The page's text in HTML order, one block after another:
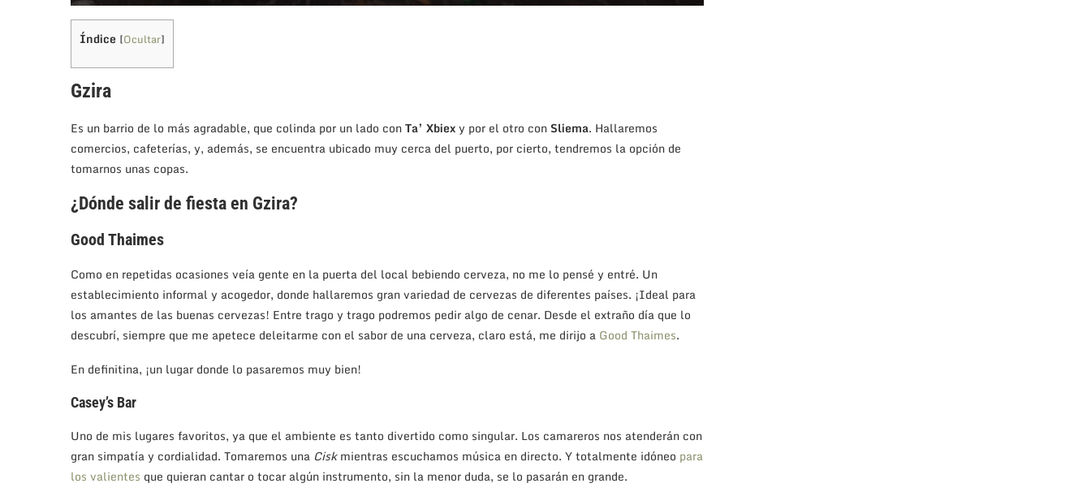
Índice [Ocultar]
Gzira
Es un barrio de lo más agradable, que colinda por un lado conTa’ Xbiexy por el otro con Sliema. Hallaremos
comercios, cafeterías, y, además, se encuentra ubicado muy cerca del puerto, por cierto, tendremos la opción de
tomarnos unas copas.
¿Dónde salir de fiesta en Gzira?
Good Thaimes
Como en repetidas ocasiones veía gente en la puerta del local bebiendo cerveza, no me lo pensé y entré. Un
establecimiento informal y acogedor, donde hallaremos gran variedad de cervezas de diferentes países. ¡Ideal para
los amantes de las buenas cervezas! Entre trago y trago podremos pedir algo de cenar. Desde el extraño día que lo
descubrí, siempre que me apetece deleitarme con el sabor de una cerveza, claro está, me dirijo a Good Thaimes.
En definitina, ¡un lugar donde lo pasaremos muy bien!
Casey’s Bar
Uno de mis lugares favoritos, ya que el ambiente es tanto divertido como singular. Los camareros nos atenderán con
gran simpatía y cordialidad. Tomaremos una Ciskmientras escuchamos música en directo. Y totalmente idóneo para
los valientes que quieran cantar o tocar algún instrumento, sin la menor duda, se lo pasarán en grande.